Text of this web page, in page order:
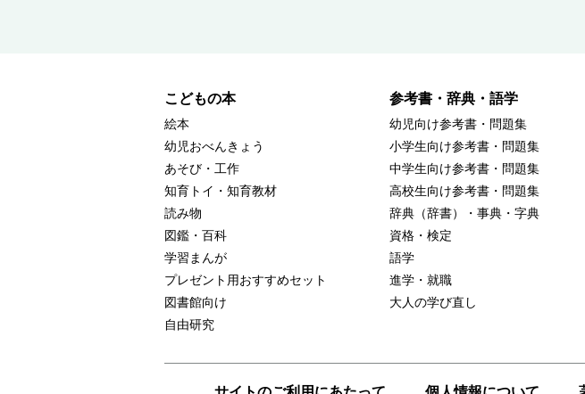
こどもの本
絵本
幼児おべんきょう
あそび・工作
知育トイ・知育教材
読み物
図鑑・百科
学習まんが
プレゼント用おすすめセット
図書館向け
自由研究
参考書・辞典・語学
幼児向け参考書・問題集
小学生向け参考書・問題集
中学生向け参考書・問題集
高校生向け参考書・問題集
辞典（辞書）・事典・字典
資格・検定
語学
進学・就職
大人の学び直し